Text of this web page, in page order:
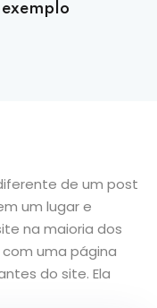
de um post
um lugar e
na maioria dos
uma página
do site. Ela